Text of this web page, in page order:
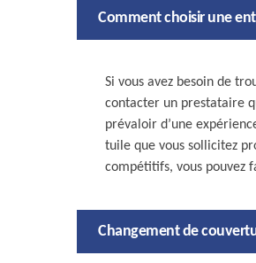
Comment choisir une
Si vous avez besoin de
contacter un prestataire
prévaloir d’une
tuile que vous sollicitez
compétitifs, vous pouvez
Changement de